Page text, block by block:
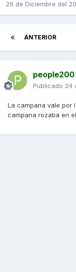
26 de Diciembre del
ANTERIOR
people200
Publicado 24
La campana vale por
campana rozaba en